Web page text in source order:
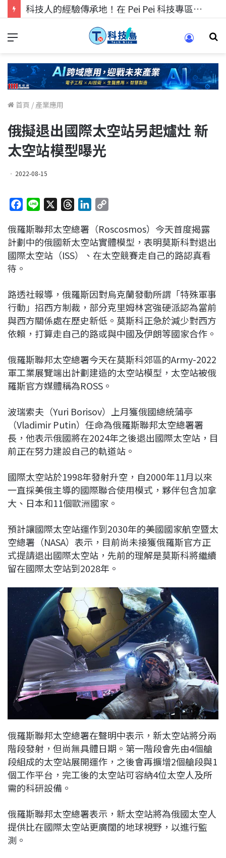
科技人找工作，就到TECH+ 科技專區!
首頁 / 產業應用
俄擬退出國際太空站另起爐灶 新
太空站模型曝光
2022-08-15
c
e
b
k
n
e
r
e
a
n
k
e
n
p
y
L
k
俄羅斯聯邦太空總署（Roscosmos）今天首度揭露
計劃中的俄國新太空站實體模型，表明莫斯科對退出
國際太空站（ISS）、在太空競賽走自己的路認真看
待。
路透社報導，俄羅斯因對烏克蘭發動所謂「特殊軍事
行動」招西方制裁，部分克里姆林宮強硬派認為當前
與西方關係處在歷史新低。莫斯科正急於減少對西方
依賴，打算走自己的路或與中國及伊朗等國家合作。
俄羅斯聯邦太空總署今天在莫斯科郊區的Army-2022
軍工業展覽端出計劃建造的太空站模型，太空站被俄
羅斯官方媒體稱為ROSS。
波瑞索夫（Yuri Borisov）上月獲俄國總統蒲亭
（Vladimir Putin）任命為俄羅斯聯邦太空總署署
長，他表示俄國將在2024年之後退出國際太空站，目
前正在努力建設自己的軌道站。
國際太空站於1998年發射升空，自2000年11月以來
一直採美俄主導的國際聯合使用模式，夥伴包含加拿
大、日本和11個歐洲國家。
預計讓國際太空站運作到2030年的美國國家航空暨太
空總署（NASA）表示，目前尚未接獲俄羅斯官方正
式提請退出國際太空站，先前的理解是莫斯科將繼續
留在國際太空站到2028年。
俄羅斯聯邦太空總署在聲明中表示，新太空站將分兩
階段發射，但尚無具體日期。第一階段會先由4個艙
段組成的太空站展開運作，之後會再擴增2個艙段與1
個工作平台，完工後的太空站可容納4位太空人及所
需的科研設備。
俄羅斯聯邦太空總署表示，新太空站將為俄國太空人
提供比在國際太空站更廣闊的地球視野，以進行監
測。